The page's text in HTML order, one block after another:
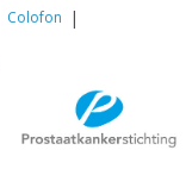
Colofon